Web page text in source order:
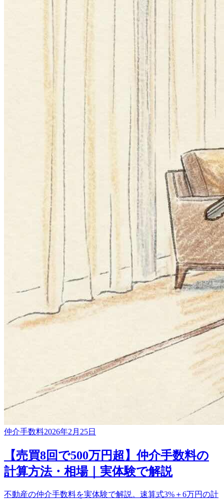
仲介手数料2026年2月25日
【売買8回で500万円超】仲介手数料の
計算方法・相場｜実体験で解説
不動産の仲介手数料を実体験で解説。速算式3%＋6万円の計